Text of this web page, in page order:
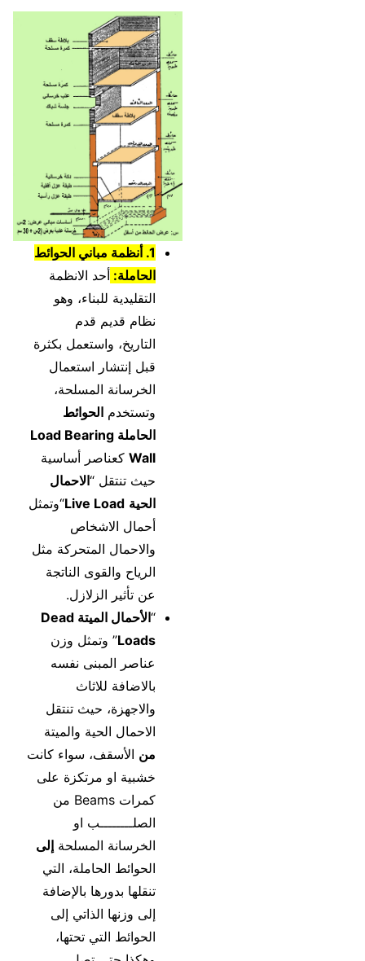
1. أنظمة مباني الحوائط
الحاملة: أحد الانظمة
التقليدية للبناء، وهو
نظام قديم قدم
التاريخ، واستعمل بكثرة
قبل إنتشار استعمال
الخرسانة المسلحة،
وتستخدم الحوائط
الحاملة Load Bearing
Wallكعناصر أساسية
حيث تنتقل “الاحمال
الحية Live Load“وتمثل
أحمال الاشخاص
والاحمال المتحركة مثل
الرياح والقوى الناتجة
عن تأثير الزلازل.
“
الأحمال الميتة Dead
Loads” وتمثل وزن
عناصر المبنى نفسه
بالاضافة للاثاث
والاجهزة، حيث تنتقل
الاحمال الحية والميتة
من الأسقف، سواء كانت
خشبية او مرتكزة على
كمرات Beams من
الصلــــــــب او
الخرسانة المسلحة إلى
الحوائط الحاملة، التي
تنقلها بدورها بالإضافة
إلى وزنها الذاتي إلى
الحوائط التي تحتها،